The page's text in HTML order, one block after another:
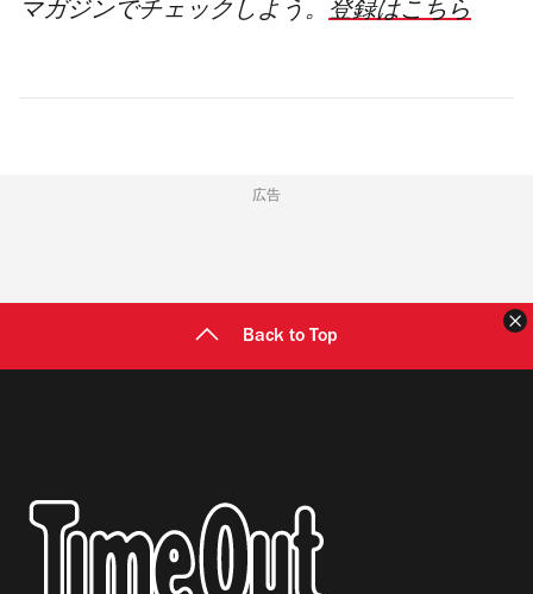
マガジンでチェックしよう。 登録はこちら
広告
Back to Top